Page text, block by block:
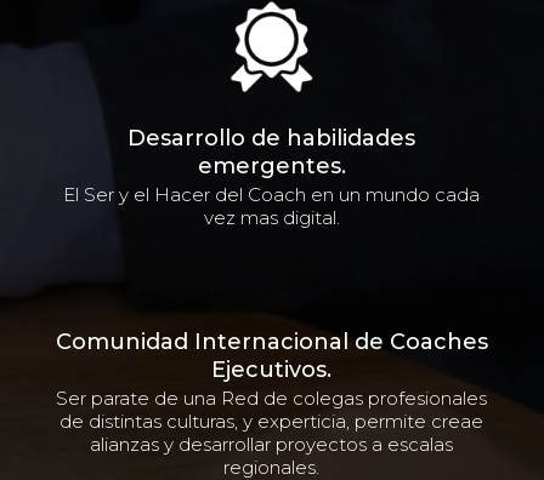
Desarrollo de habilidades
emergentes.
El Ser y el Hacer del Coach en un mundo cada
vez mas digital.
Comunidad Internacional de Coaches
Ejecutivos.
Ser parate de una Red de colegas profesionales
de distintas culturas, y experticia, permite creae
alianzas y desarrollar proyectos a escalas
regionales.